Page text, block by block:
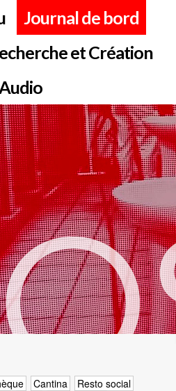
Journal de bord
et Création
Cantina
Resto social